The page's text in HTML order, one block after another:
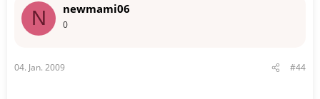
N newmami06
0
04. Jan. 2009 #44